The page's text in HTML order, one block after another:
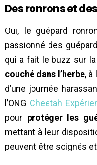
Des ronrons et
Oui, le guépard
passionné des
qui a fait le buzz sur
couché dans l’herbe, à
d’une journée
l’ONG Cheetah
pour protéger les
mettant à leur
peuvent être soignés